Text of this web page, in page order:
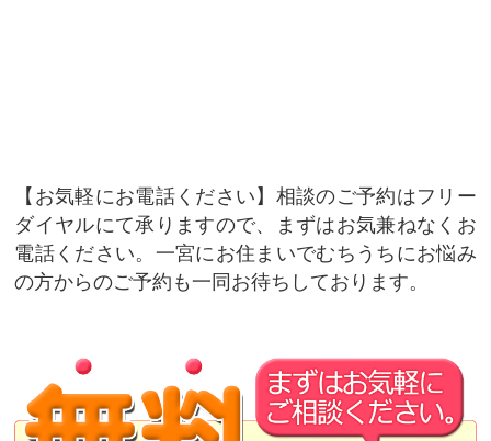
お気軽にお電話ください
相談のご予約はフリー
ダイヤルにて承りますので、まずはお気兼ねなくお
電話ください。一宮にお住まいでむちうちにお悩み
の方からのご予約も一同お待ちしております。